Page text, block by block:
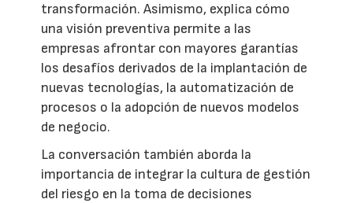
transformación. Asimismo, explica cómo
una visión preventiva permite a las
empresas afrontar con mayores garantías
los desafíos derivados de la implantación de
nuevas tecnologías, la automatización de
procesos o la adopción de nuevos modelos
de negocio.
La conversación también aborda la
importancia de integrar la cultura de gestión
del riesgo en la toma de decisiones